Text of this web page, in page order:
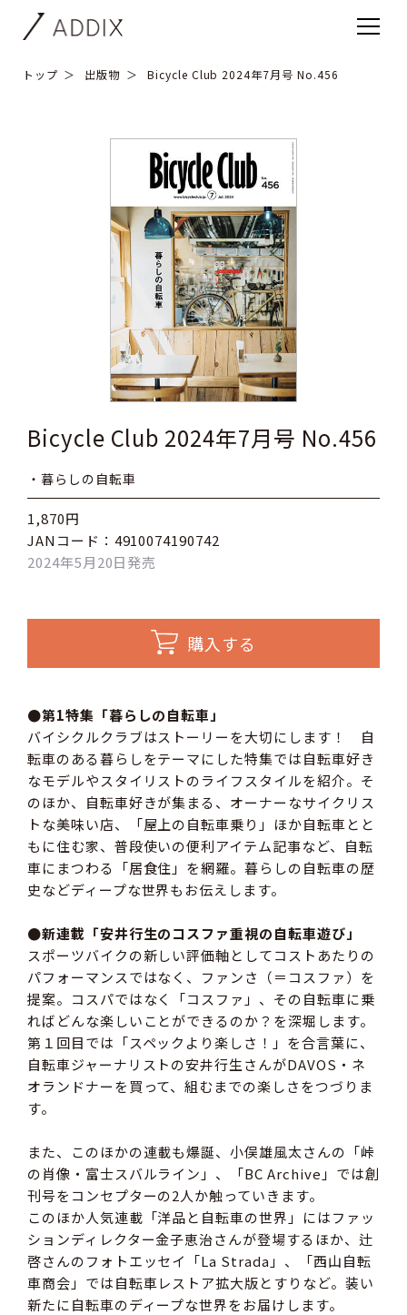
トップ 出版物 Bicycle Club 2024年7月号 No.456
Bicycle Club 2024年7月号 No.456
・暮らしの自転車
1,870円
JANコード：4910074190742
2024年5月20日発売
購入する
●第1特集「暮らしの自転車」
バイシクルクラブはストーリーを大切にします！ 自
転車のある暮らしをテーマにした特集では自転車好き
なモデルやスタイリストのライフスタイルを紹介。そ
のほか、自転車好きが集まる、オーナーなサイクリス
トな美味い店、「屋上の自転車乗り」ほか自転車とと
もに住む家、普段使いの便利アイテム記事など、自転
車にまつわる「居食住」を網羅。暮らしの自転車の歴
史などディープな世界もお伝えします。
●新連載「安井行生のコスファ重視の自転車遊び」
スポーツバイクの新しい評価軸としてコストあたりの
パフォーマンスではなく、ファンさ（＝コスファ）を
提案。コスパではなく「コスファ」、その自転車に乗
ればどんな楽しいことができるのか？を深堀します。
第１回目では「スペックより楽しさ！」を合言葉に、
自転車ジャーナリストの安井行生さんがDAVOS・ネ
オランドナーを買って、組むまでの楽しさをつづりま
す。
また、このほかの連載も爆誕、小俣雄風太さんの「峠
の肖像・富士スバルライン」、「BC Archive」では創
刊号をコンセプターの2人か触っていきます。
このほか人気連載「洋品と自転車の世界」にはファッ
ションディレクター金子恵治さんが登場するほか、辻
啓さんのフォトエッセイ「La Strada」、「西山自転
車商会」では自転車レストア拡大版とすりなど。装い
新たに自転車のディープな世界をお届けします。